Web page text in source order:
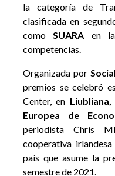
la categoría de
clasificada en
como SUARA en
competencias.
Organizada por
premios se celebró
Center, en Liubliana,
Europea de
periodista Chris
cooperativa
país que asume la
semestre de 2021.